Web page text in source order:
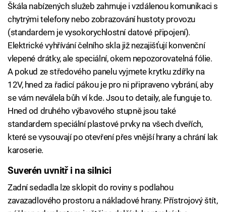
Škála nabízených služeb zahrnuje i vzdálenou komunikaci s
chytrými telefony nebo zobrazování hustoty provozu
(standardem je vysokorychlostní datové připojení).
Elektrické vyhřívání čelního skla již nezajišťují konvenční
vlepené drátky, ale speciální, okem nepozorovatelná fólie.
A pokud ze středového panelu vyjmete krytku zdířky na
12V, hned za řadicí pákou je pro ni připraveno vybrání, aby
se vám neválela bůh ví kde. Jsou to detaily, ale funguje to.
Hned od druhého výbavového stupně jsou také
standardem speciální plastové prvky na všech dveřích,
které se vysouvají po otevření přes vnější hrany a chrání lak
karoserie.
Suverén uvnitř i na silnici
Zadní sedadla lze sklopit do roviny s podlahou
zavazadlového prostoru a nákladové hrany. Přístrojový štít,